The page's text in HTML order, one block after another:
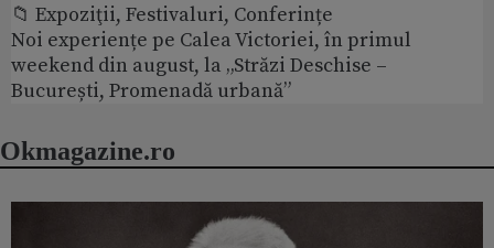
📁 Expoziţii, Festivaluri, Conferințe
Noi experiențe pe Calea Victoriei, în primul
weekend din august, la „Străzi Deschise –
București, Promenadă urbană”
Okmagazine.ro